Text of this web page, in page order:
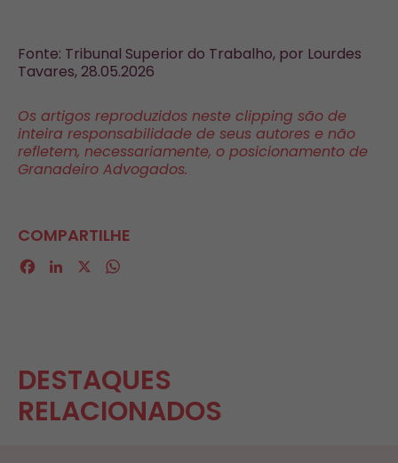
Fonte: Tribunal Superior do Trabalho, por Lourdes
Tavares, 28.05.2026
Os artigos reproduzidos neste clipping são de
inteira responsabilidade de seus autores e não
refletem, necessariamente, o posicionamento de
Granadeiro Advogados.
COMPARTILHE
Facebook
LinkedIn
DESTAQUES
RELACIONADOS